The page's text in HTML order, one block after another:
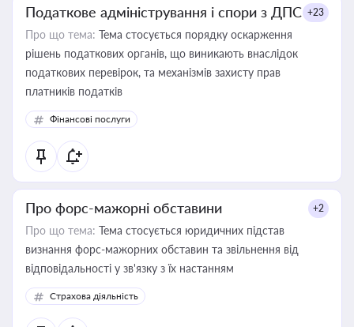
Податкове адміністрування і спори з ДПС +23
Про що тема: Тема стосується порядку оскарження
рішень податкових органів, що виникають внаслідок
податкових перевірок, та механізмів захисту прав
платників податків
Фінансові послуги
Про форс-мажорні обставини +2
Про що тема: Тема стосується юридичних підстав
визнання форс-мажорних обставин та звільнення від
відповідальності у зв'язку з їх настанням
Страхова діяльність